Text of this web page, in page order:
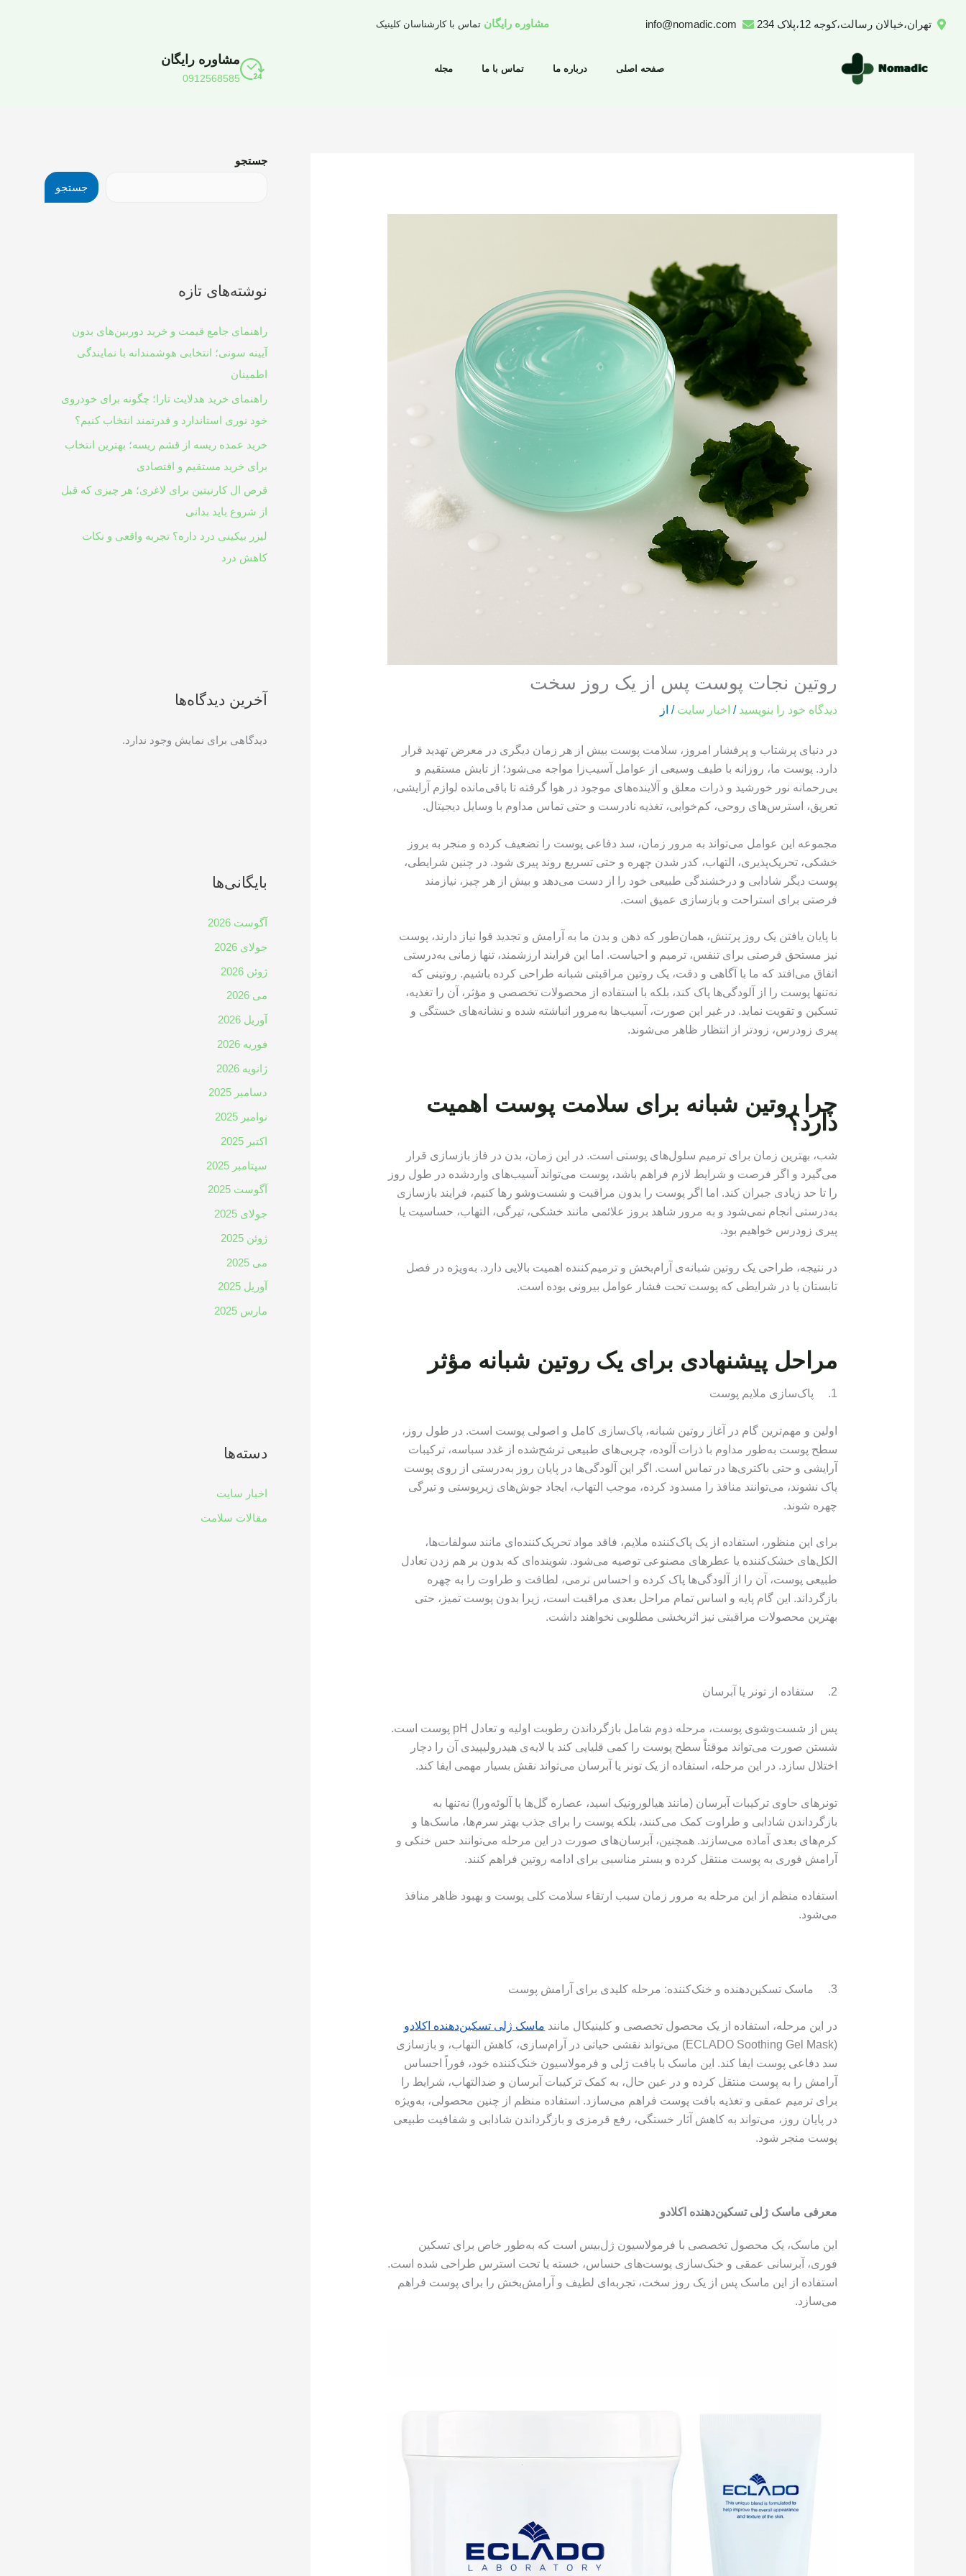
تهران،خیالان رسالت،کوجه 12،پلاک 234 info@nomadic.com مشاوره رایگان تماس با کارشناسان کلینیک
صفحه اصلی درباره ما تماس با ما مجله
مشاوره رایگان
0912568585
روتین نجات پوست پس از یک روز سخت
دیدگاه‌ خود را بنویسید / اخبار سایت / از
در دنیای پرشتاب و پرفشار امروز، سلامت پوست بیش از هر زمان دیگری در معرض تهدید قرار
دارد. پوست ما، روزانه با طیف وسیعی از عوامل آسیب‌زا مواجه می‌شود؛ از تابش مستقیم و
بی‌رحمانه نور خورشید و ذرات معلق و آلاینده‌های موجود در هوا گرفته تا باقی‌مانده لوازم آرایشی،
تعریق، استرس‌های روحی، کم‌خوابی، تغذیه نادرست و حتی تماس مداوم با وسایل دیجیتال.
مجموعه این عوامل می‌تواند به مرور زمان، سد دفاعی پوست را تضعیف کرده و منجر به بروز
خشکی، تحریک‌پذیری، التهاب، کدر شدن چهره و حتی تسریع روند پیری شود. در چنین شرایطی،
پوست دیگر شادابی و درخشندگی طبیعی خود را از دست می‌دهد و بیش از هر چیز، نیازمند
فرصتی برای استراحت و بازسازی عمیق است.
با پایان یافتن یک روز پرتنش، همان‌طور که ذهن و بدن ما به آرامش و تجدید قوا نیاز دارند، پوست
نیز مستحق فرصتی برای تنفس، ترمیم و احیاست. اما این فرایند ارزشمند، تنها زمانی به‌درستی
اتفاق می‌افتد که ما با آگاهی و دقت، یک روتین مراقبتی شبانه طراحی کرده باشیم. روتینی که
نه‌تنها پوست را از آلودگی‌ها پاک کند، بلکه با استفاده از محصولات تخصصی و مؤثر، آن را تغذیه،
تسکین و تقویت نماید. در غیر این صورت، آسیب‌ها به‌مرور انباشته شده و نشانه‌های خستگی و
پیری زودرس، زودتر از انتظار ظاهر می‌شوند.
چرا روتین شبانه برای سلامت پوست اهمیت
دارد؟
شب، بهترین زمان برای ترمیم سلول‌های پوستی است. در این زمان، بدن در فاز بازسازی قرار
می‌گیرد و اگر فرصت و شرایط لازم فراهم باشد، پوست می‌تواند آسیب‌های واردشده در طول روز
را تا حد زیادی جبران کند. اما اگر پوست را بدون مراقبت و شست‌وشو رها کنیم، فرایند بازسازی
به‌درستی انجام نمی‌شود و به مرور شاهد بروز علائمی مانند خشکی، تیرگی، التهاب، حساسیت یا
پیری زودرس خواهیم بود.
در نتیجه، طراحی یک روتین شبانه‌ی آرام‌بخش و ترمیم‌کننده اهمیت بالایی دارد. به‌ویژه در فصل
تابستان یا در شرایطی که پوست تحت فشار عوامل بیرونی بوده است.
مراحل پیشنهادی برای یک روتین شبانه مؤثر
1. پاک‌سازی ملایم پوست
اولین و مهم‌ترین گام در آغاز روتین شبانه، پاک‌سازی کامل و اصولی پوست است. در طول روز،
سطح پوست به‌طور مداوم با ذرات آلوده، چربی‌های طبیعی ترشح‌شده از غدد سباسه، ترکیبات
آرایشی و حتی باکتری‌ها در تماس است. اگر این آلودگی‌ها در پایان روز به‌درستی از روی پوست
پاک نشوند، می‌توانند منافذ را مسدود کرده، موجب التهاب، ایجاد جوش‌های زیرپوستی و تیرگی
چهره شوند.
برای این منظور، استفاده از یک پاک‌کننده ملایم، فاقد مواد تحریک‌کننده‌ای مانند سولفات‌ها،
الکل‌های خشک‌کننده یا عطرهای مصنوعی توصیه می‌شود. شوینده‌ای که بدون بر هم زدن تعادل
طبیعی پوست، آن را از آلودگی‌ها پاک کرده و احساس نرمی، لطافت و طراوت را به چهره
بازگرداند. این گام پایه و اساس تمام مراحل بعدی مراقبت است، زیرا بدون پوست تمیز، حتی
بهترین محصولات مراقبتی نیز اثربخشی مطلوبی نخواهند داشت.
2. ستفاده از تونر یا آبرسان
پس از شست‌وشوی پوست، مرحله دوم شامل بازگرداندن رطوبت اولیه و تعادل pH پوست است.
شستن صورت می‌تواند موقتاً سطح پوست را کمی قلیایی کند یا لایه‌ی هیدرولیپیدی آن را دچار
اختلال سازد. در این مرحله، استفاده از یک تونر یا آبرسان می‌تواند نقش بسیار مهمی ایفا کند.
تونرهای حاوی ترکیبات آبرسان (مانند هیالورونیک اسید، عصاره گل‌ها یا آلوئه‌ورا) نه‌تنها به
بازگرداندن شادابی و طراوت کمک می‌کنند، بلکه پوست را برای جذب بهتر سرم‌ها، ماسک‌ها و
کرم‌های بعدی آماده می‌سازند. همچنین، آبرسان‌های صورت در این مرحله می‌توانند حس خنکی و
آرامش فوری به پوست منتقل کرده و بستر مناسبی برای ادامه روتین فراهم کنند.
استفاده منظم از این مرحله به مرور زمان سبب ارتقاء سلامت کلی پوست و بهبود ظاهر منافذ
می‌شود.
3. ماسک تسکین‌دهنده و خنک‌کننده: مرحله کلیدی برای آرامش پوست
در این مرحله، استفاده از یک محصول تخصصی و کلینیکال مانند ماسک ژلی تسکین‌دهنده اکلادو
(ECLADO Soothing Gel Mask) می‌تواند نقشی حیاتی در آرام‌سازی، کاهش التهاب، و بازسازی
سد دفاعی پوست ایفا کند. این ماسک با بافت ژلی و فرمولاسیون خنک‌کننده خود، فوراً احساس
آرامش را به پوست منتقل کرده و در عین حال، به کمک ترکیبات آبرسان و ضدالتهاب، شرایط را
برای ترمیم عمقی و تغذیه بافت پوست فراهم می‌سازد. استفاده منظم از چنین محصولی، به‌ویژه
در پایان روز، می‌تواند به کاهش آثار خستگی، رفع قرمزی و بازگرداندن شادابی و شفافیت طبیعی
پوست منجر شود.
معرفی ماسک ژلی تسکین‌دهنده اکلادو
این ماسک، یک محصول تخصصی با فرمولاسیون ژل‌بیس است که به‌طور خاص برای تسکین
فوری، آبرسانی عمقی و خنک‌سازی پوست‌های حساس، خسته یا تحت استرس طراحی شده است.
استفاده از این ماسک پس از یک روز سخت، تجربه‌ای لطیف و آرامش‌بخش را برای پوست فراهم
می‌سازد.
جستجو
جستجو
نوشته‌های تازه
راهنمای جامع قیمت و خرید دوربین‌های بدون
آیینه سونی؛ انتخابی هوشمندانه با نمایندگی
اطمینان
راهنمای خرید هدلایت تارا؛ چگونه برای خودروی
خود نوری استاندارد و قدرتمند انتخاب کنیم؟
خرید عمده ریسه از قشم ریسه؛ بهترین انتخاب
برای خرید مستقیم و اقتصادی
قرص ال کارنیتین برای لاغری؛ هر چیزی که قبل
از شروع باید بدانی
لیزر بیکینی درد داره؟ تجربه واقعی و نکات
کاهش درد
آخرین دیدگاه‌ها
دیدگاهی برای نمایش وجود ندارد.
بایگانی‌ها
آگوست 2026
جولای 2026
ژوئن 2026
می 2026
آوریل 2026
فوریه 2026
ژانویه 2026
دسامبر 2025
نوامبر 2025
اکتبر 2025
سپتامبر 2025
آگوست 2025
جولای 2025
ژوئن 2025
می 2025
آوریل 2025
مارس 2025
دسته‌ها
اخبار سایت
مقالات سلامت